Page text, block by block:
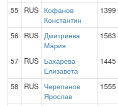
55 RUS Кофанов
Константин
1399
56 RUS Дмитриева
Мария
1563
57 RUS Бахарева
Елизавета
1445
58 RUS Черепанов
Ярослав
1555